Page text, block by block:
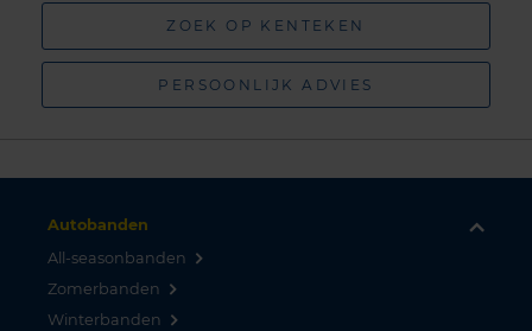
ZOEK OP KENTEKEN
PERSOONLIJK ADVIES
Autobanden
All-seasonbanden
Zomerbanden
Winterbanden